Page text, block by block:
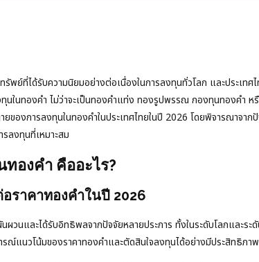
พย์ที่ได้รับความนิยมอย่างต่อเนื่องในการลงทุนทั่วโลก และประเท
นในทองคำ ไม่ว่าจะเป็นทองคำแท่ง ทองรูปพรรณ กองทุนทองคำ
ยของการลงทุนในทองคำในประเทศไทยในปี 2026 โดยพิจารณาจ
ลงทุนที่เหมาะสม
ทองคำ คืออะไร?
ราคาทองคำในปี 2026
ผวนและได้รับอิทธิพลจากปัจจัยหลายประการ ทั้งในระดับโลกและระดั
รณ์แนวโน้มของราคาทองคำและตัดสินใจลงทุนได้อย่างมีประสิทธิภ